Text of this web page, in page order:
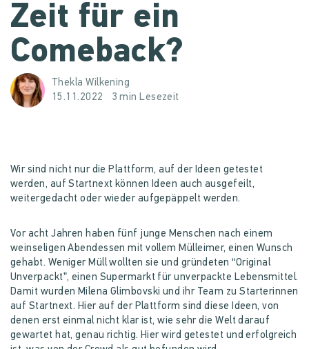
Zeit für ein
Comeback?
Thekla Wilkening
15.11.2022
3 min Lesezeit
Wir sind nicht nur die Plattform, auf der Ideen getestet
werden, auf Startnext können Ideen auch ausgefeilt,
weitergedacht oder wieder aufgepäppelt werden.
Vor acht Jahren haben fünf junge Menschen nach einem
weinseligen Abendessen mit vollem Mülleimer, einen Wunsch
gehabt. Weniger Müll wollten sie und gründeten “Original
Unverpackt”, einen Supermarkt für unverpackte Lebensmittel.
Damit wurden Milena Glimbovski und ihr Team zu Starterinnen
auf Startnext. Hier auf der Plattform sind diese Ideen, von
denen erst einmal nicht klar ist, wie sehr die Welt darauf
gewartet hat, genau richtig. Hier wird getestet und erfolgreich